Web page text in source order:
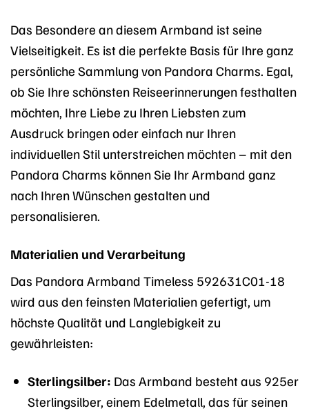
Das Besondere an diesem Armband ist seine
Vielseitigkeit. Es ist die perfekte Basis für Ihre ganz
persönliche Sammlung von Pandora Charms. Egal,
ob Sie Ihre schönsten Reiseerinnerungen festhalten
möchten, Ihre Liebe zu Ihren Liebsten zum
Ausdruck bringen oder einfach nur Ihren
individuellen Stil unterstreichen möchten – mit den
Pandora Charms können Sie Ihr Armband ganz
nach Ihren Wünschen gestalten und
personalisieren.
Materialien und Verarbeitung
Das Pandora Armband Timeless 592631C01-18
wird aus den feinsten Materialien gefertigt, um
höchste Qualität und Langlebigkeit zu
gewährleisten:
Sterlingsilber: Das Armband besteht aus 925er
Sterlingsilber, einem Edelmetall, das für seinen